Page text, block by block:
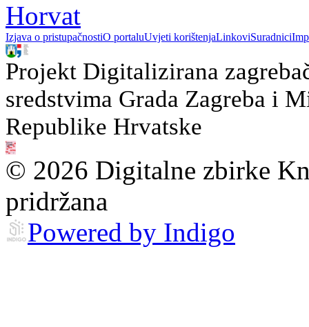
Horvat
Izjava o pristupačnostiO portaluUvjeti korištenjaLinkoviSuradnici
Projekt Digitalizirana
sredstvima Grada Zagreba i
Republike Hrvatske
© 2026 Digitalne zbirke
pridržana
Powered by Indigo